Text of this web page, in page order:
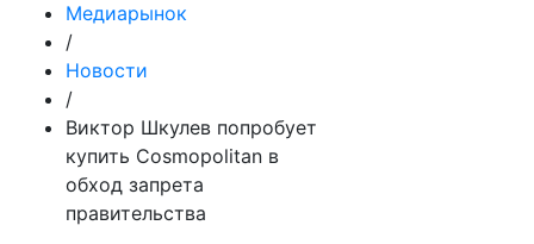
Медиарынок
/
Новости
/
Виктор Шкулев попробует
купить Cosmopolitan в
обход запрета
правительства